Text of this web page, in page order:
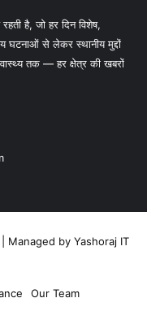
है, जो हर दिन विशेष,
घटनाओं से लेकर स्थानीय मुद्दों
तक — हर क्षेत्र की खबरों
Managed by Yashoraj IT
Our Team